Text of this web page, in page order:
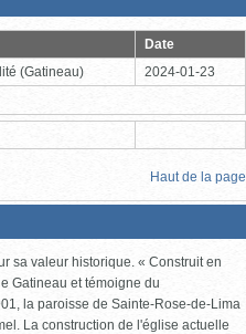
Date
(Gatineau) 2024-01-23
Haut de la page
sa valeur historique. « Construit en
Gatineau et témoigne du
la paroisse de Sainte-Rose-de-Lima
La construction de l'église actuelle